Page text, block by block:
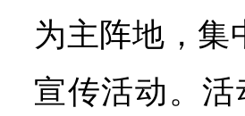
为主阵地，集
宣传活动。